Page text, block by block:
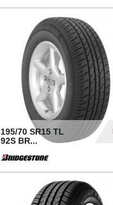
195/70 SR15 TL
92S BR...